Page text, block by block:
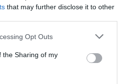
that may further disclose it to other
Opt Outs
the Sharing of my
νέα
για την Τέχνη και τον
❯